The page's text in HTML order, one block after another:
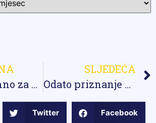
Sve spremno za početak nove školske godine koja počinje 2. septembra 2024. godine
SLJEDEĆA
Odato priznanje predanom radu i trudu naših prosvjetnih radnika
Twitter Facebook